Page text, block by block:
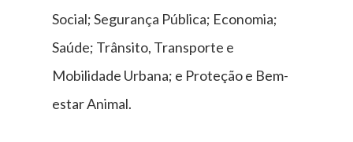
Social; Segurança Pública; Economia;
Saúde; Trânsito, Transporte e
Mobilidade Urbana; e Proteção e Bem-
estar Animal.